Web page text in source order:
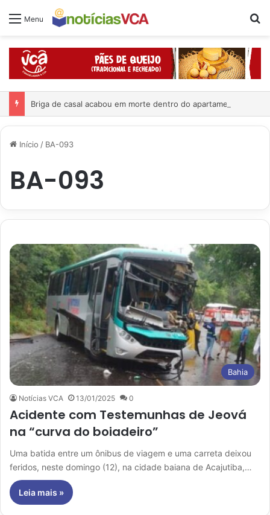
Menu
Briga de casal acabou em morte dentro do apartamento
Início / BA-093
BA-093
Bahia
Notícias VCA 13/01/2025 0
Acidente com Testemunhas de Jeová
na “curva do boiadeiro”
Uma batida entre um ônibus de viagem e uma carreta deixou
feridos, neste domingo (12), na cidade baiana de Acajutiba,…
Leia mais »